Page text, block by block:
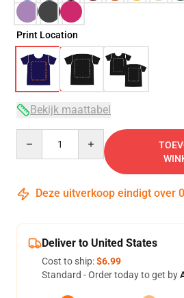
Print Location
Bekijk maattabel
Deze uitverkoop eindigt over
Deliver to United States
Cost to ship:$6.99
Standard - Order today to get by